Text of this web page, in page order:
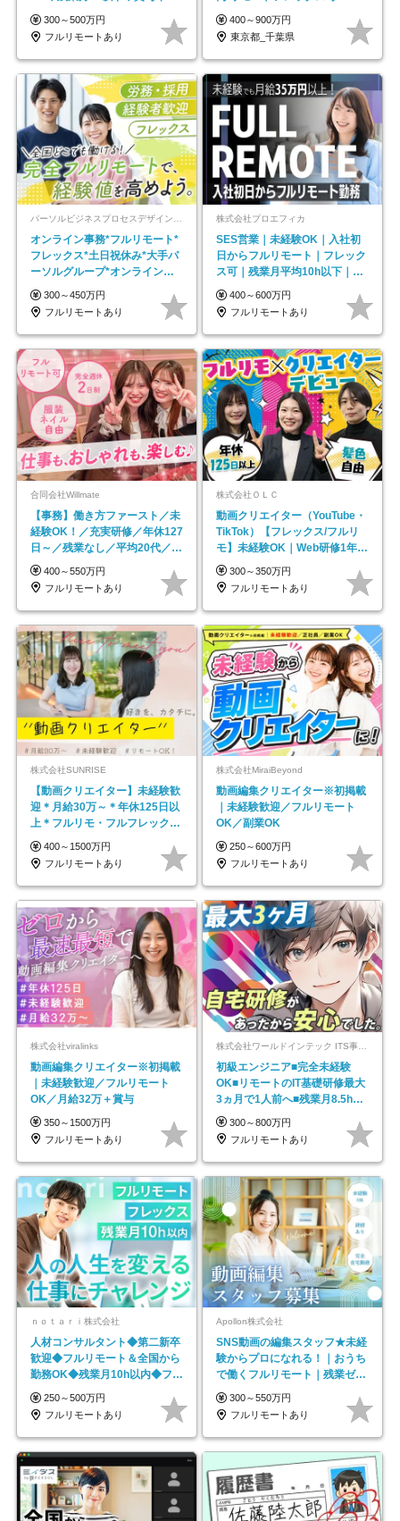
◆5年目まで必ず昇給
300～500万円
フルリモートあり
400～900万円
東京都_千葉県
パーソルビジネスプロセスデザイン株式会社 事業開発本部
オンライン事務*フルリモート*
フレックス*土日祝休み*大手パ
ーソルグループ*オンライン面
接*30～40代活躍中
300～450万円
フルリモートあり
株式会社プロエフィカ
SES営業｜未経験OK｜入社初
日からフルリモート｜フレック
ス可｜残業月平均10h以下｜事
業立ち上げメンバー
400～600万円
フルリモートあり
合同会社Willmate
【事務】働き方ファースト／未
経験OK！／充実研修／年休127
日～／残業なし／平均20代／リ
モートOK
400～550万円
フルリモートあり
株式会社ＯＬＣ
動画クリエイター（YouTube・
TikTok）【フレックス/フルリ
モ】未経験OK｜Web研修1年間
｜副業OK
300～350万円
フルリモートあり
株式会社SUNRISE
【動画クリエイター】未経験歓
迎＊月給30万～＊年休125日以
上＊フルリモ・フルフレックス
◆10名の採用が決定◆
400～1500万円
フルリモートあり
株式会社MiraiBeyond
動画編集クリエイター※初掲載
｜未経験歓迎／フルリモート
OK／副業OK
250～600万円
フルリモートあり
株式会社viralinks
動画編集クリエイター※初掲載
｜未経験歓迎／フルリモート
OK／月給32万＋賞与
350～1500万円
フルリモートあり
株式会社ワールドインテック ITS事業部【東証プライム上場グループ】
初級エンジニア■完全未経験
OK■リモートのIT基礎研修最大
3ヵ月で1人前へ■残業月8.5h■
安定基盤/STR
300～800万円
フルリモートあり
ｎｏｔａｒｉ株式会社
人材コンサルタント◆第二新卒
歓迎◆フルリモート＆全国から
勤務OK◆残業月10h以内◆フレ
ックス制
250～500万円
フルリモートあり
Apollon株式会社
SNS動画の編集スタッフ★未経
験からプロになれる！｜おうち
で働くフルリモート｜残業ゼロ
で18時退勤◎
300～550万円
フルリモートあり